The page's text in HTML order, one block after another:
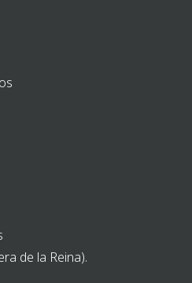
de la página web podrá ampliar está
de la Reina).